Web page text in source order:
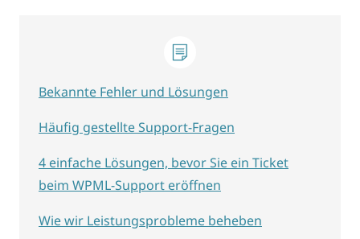
Bekannte Fehler und Lösungen
Häufig gestellte Support-Fragen
4 einfache Lösungen, bevor Sie ein Ticket
beim WPML-Support eröffnen
Wie wir Leistungsprobleme beheben